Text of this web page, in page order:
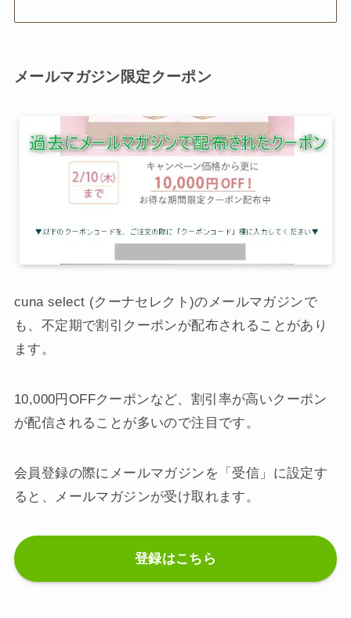
メールマガジン限定クーポン
cuna select (クーナセレクト)のメールマガジンで
も、不定期で割引クーポンが配布されることがあり
ます。
10,000円OFFクーポンなど、割引率が高いクーポン
が配信されることが多いので注目です。
会員登録の際にメールマガジンを「受信」に設定す
ると、メールマガジンが受け取れます。
登録はこちら